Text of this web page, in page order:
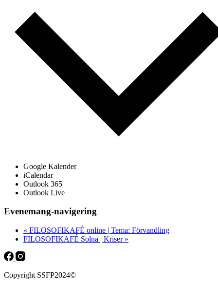
Google Kalender
iCalendar
Outlook 365
Outlook Live
Evenemang-navigering
« FILOSOFIKAFÉ online | Tema: Förvandling
FILOSOFIKAFÉ Solna | Kriser »
Copyright SSFP2024©